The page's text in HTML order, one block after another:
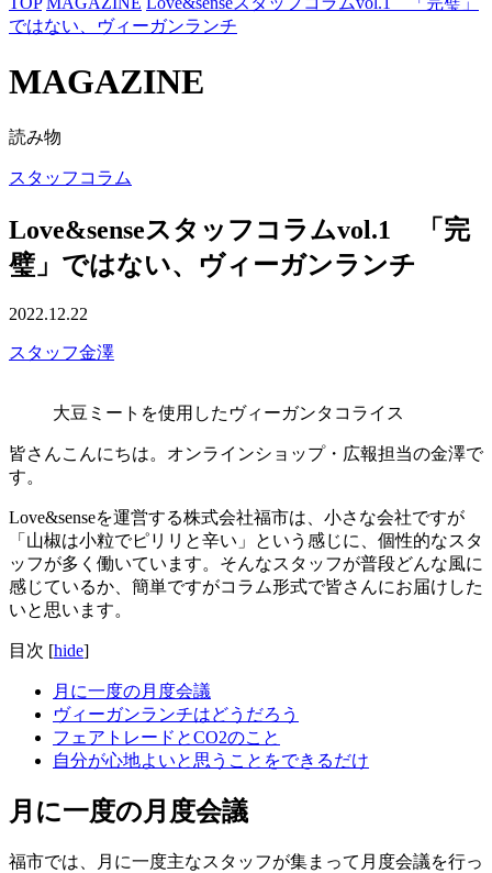
ではない、ヴィーガンランチ
MAGAZINE
読み物
スタッフコラム
Love&senseスタッフコラムvol.1 「完
璧」ではない、ヴィーガンランチ
2022.12.22
スタッフ金澤
大豆ミートを使用したヴィーガンタコライス
皆さんこんにちは。オンラインショップ・広報担当の金澤で
す。
Love&senseを運営する株式会社福市は、小さな会社ですが
「山椒は小粒でピリリと辛い」という感じに、個性的なスタ
ッフが多く働いています。そんなスタッフが普段どんな風に
感じているか、簡単ですがコラム形式で皆さんにお届けした
いと思います。
目次 [hide]
月に一度の月度会議
ヴィーガンランチはどうだろう
フェアトレードとCO2のこと
自分が心地よいと思うことをできるだけ
月に一度の月度会議
福市では、月に一度主なスタッフが集まって月度会議を行っ